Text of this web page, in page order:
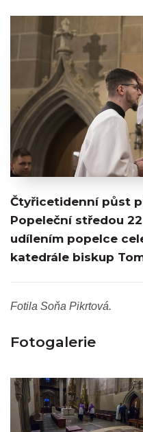
Čtyřicetidenní půst
Popeleční středou
udílením popelce
katedrále biskup
Fotila Soňa Pikrtová.
Fotogalerie